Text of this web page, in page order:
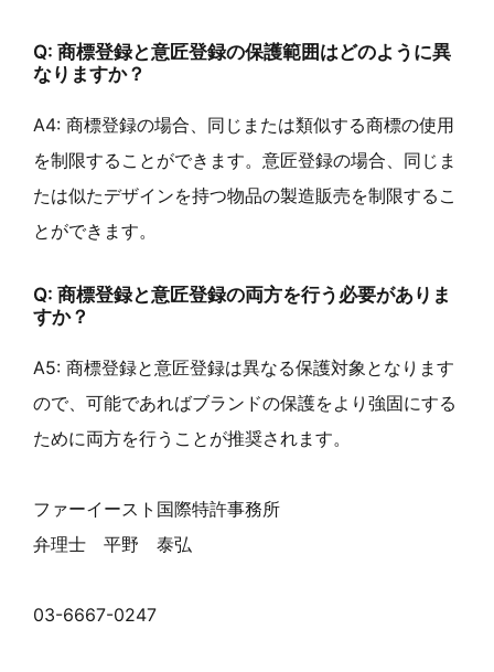
Q: 商標登録と意匠登録の保護範囲はどのように異
なりますか？
A4: 商標登録の場合、同じまたは類似する商標の使用
を制限することができます。意匠登録の場合、同じま
たは似たデザインを持つ物品の製造販売を制限するこ
とができます。
Q: 商標登録と意匠登録の両方を行う必要がありま
すか？
A5: 商標登録と意匠登録は異なる保護対象となります
ので、可能であればブランドの保護をより強固にする
ために両方を行うことが推奨されます。
ファーイースト国際特許事務所
弁理士 平野 泰弘
03-6667-0247